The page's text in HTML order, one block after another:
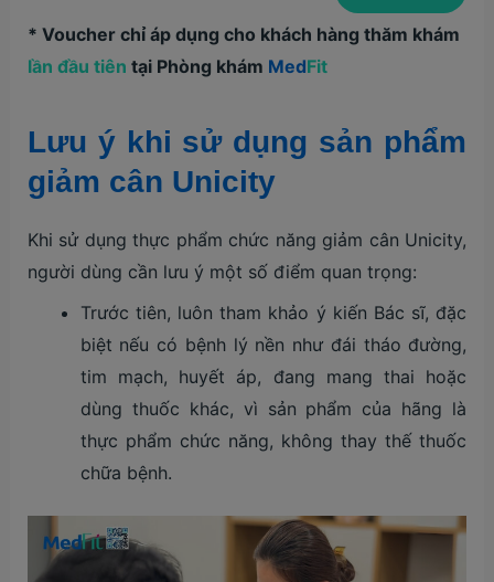
* Voucher chỉ áp dụng cho khách hàng thăm khám
lần đầu tiên tại Phòng khám MedFit
Lưu ý khi sử dụng sản phẩm
giảm cân Unicity
Khi sử dụng thực phẩm chức năng giảm cân Unicity,
người dùng cần lưu ý một số điểm quan trọng:
Trước tiên, luôn tham khảo ý kiến Bác sĩ, đặc
biệt nếu có bệnh lý nền như đái tháo đường,
tim mạch, huyết áp, đang mang thai hoặc
dùng thuốc khác, vì sản phẩm của hãng là
thực phẩm chức năng, không thay thế thuốc
chữa bệnh.